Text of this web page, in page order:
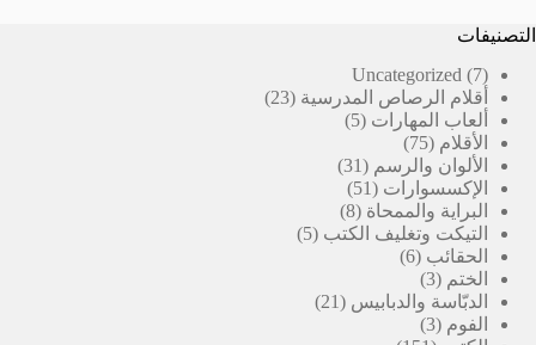
التصنيفات
Uncategorized
7
7
منتجات
أقلام الرصاص المدرسية 23
23
ألعاب المهارات 5
5
الأقلام 75
75
منتج
الألوان والرسم 31
31
الإكسسوارات 51
51
منتج
البراية والممحاة 8
8
منتجاتالتيكت وتغليف الكتب 5
5
الحقائب 6
6
الختم 3
3
منتجات
الدبّاسة والدبابيس 21
21
الفوم 3
3